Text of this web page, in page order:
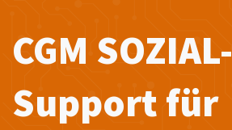
CGM SOZIAL-
Support für